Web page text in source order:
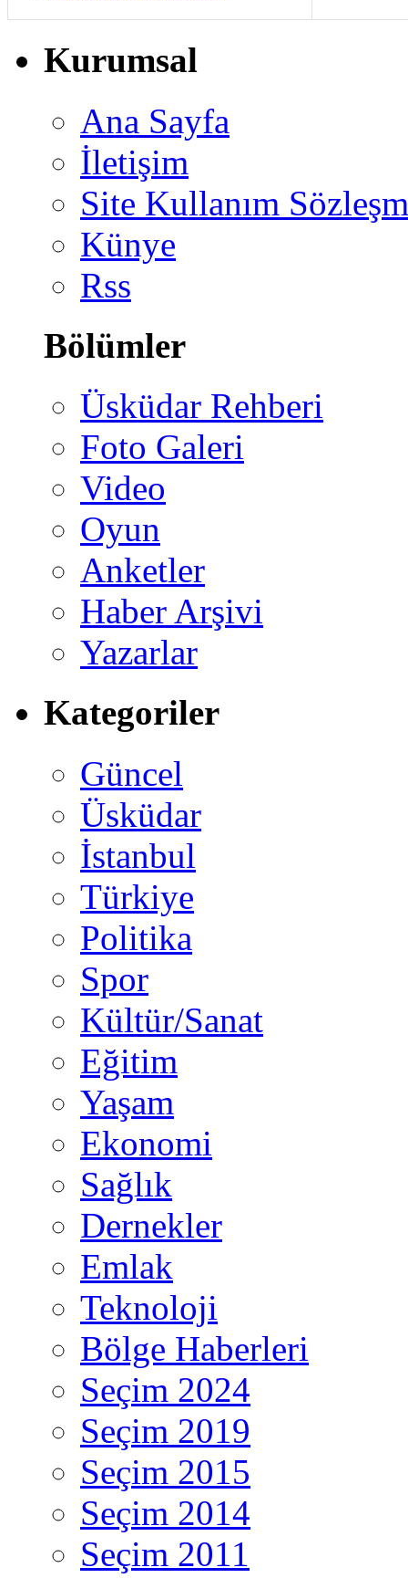
Kurumsal
Ana Sayfa
İletişim
Site Kullanım
Künye
Rss
Bölümler
Üsküdar Rehberi
Foto Galeri
Video
Oyun
Anketler
Haber Arşivi
Yazarlar
Kategoriler
Güncel
Üsküdar
İstanbul
Türkiye
Politika
Spor
Kültür/Sanat
Eğitim
Yaşam
Ekonomi
Sağlık
Dernekler
Emlak
Teknoloji
Bölge Haberleri
Seçim 2024
Seçim 2019
Seçim 2015
Seçim 2014
Seçim 2011